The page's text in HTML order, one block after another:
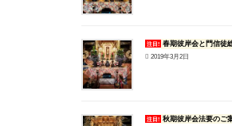
注目! 春期彼岸会と門信徒
2019年3月2日
注目! 秋期彼岸会法要のご